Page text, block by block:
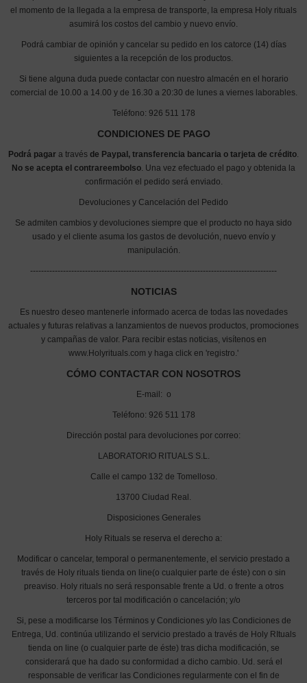
el momento de la llegada a la empresa de transporte, la empresa Holy rituals
asumirá los costos del cambio y nuevo envío.
Podrá cambiar de opinión y cancelar su pedido en los catorce (14) días
siguientes a la recepción de los productos.
Si tiene alguna duda puede contactar con nuestro almacén en el horario
comercial de 10.00 a 14.00 y de 16.30 a 20:30 de lunes a viernes laborables.
Teléfono: 926 511 178
CONDICIONES DE PAGO
Podrá pagar a través de Paypal, transferencia bancaria o tarjeta de crédito
No se acepta el contrareembolso . Una vez efectuado el pago y obtenida la
confirmación el pedido será enviado.
Devoluciones y Cancelación del Pedido
Se admiten cambios y devoluciones siempre que el producto no haya sido
usado y el cliente asuma los gastos de devolución, nuevo envío y
manipulación.
------------------------------------------------------------------------------------------
NOTICIAS
Es nuestro deseo mantenerle informado acerca de todas las novedades
actuales y futuras relativas a lanzamientos de nuevos productos, promociones
y campañas de valor. Para recibir estas noticias, visítenos en
www.Holyrituals.com y haga click en 'registro.'
CÓMO CONTACTAR CON NOSOTROS
E-mail: o
Teléfono: 926 511 178
Dirección postal para devoluciones por correo:
LABORATORIO RITUALS S.L.
Calle el campo 132 de Tomelloso.
13700 Ciudad Real.
Disposiciones Generales
Holy Rituals se reserva el derecho a:
Modificar o cancelar, temporal o permanentemente, el servicio prestado a
través de Holy rituals tienda on line(o cualquier parte de éste) con o sin
preaviso. Holy rituals no será responsable frente a Ud. o frente a otros
terceros por tal modificación o cancelación; y/o
Si, pese a modificarse los Términos y Condiciones y/o las Condiciones de
Entrega, Ud. continúa utilizando el servicio prestado a través de Holy RItuals
tienda on line (o cualquier parte de éste) tras dicha modificación, se
considerará que ha dado su conformidad a dicho cambio. Ud. será el
responsable de verificar las Condiciones regularmente con el fin de